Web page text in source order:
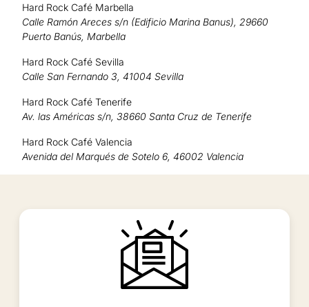
Hard Rock Café Marbella
Calle Ramón Areces s/n (Edificio Marina Banus), 29660
Puerto Banús, Marbella
Hard Rock Café Sevilla
Calle San Fernando 3, 41004 Sevilla
Hard Rock Café Tenerife
Av. las Américas s/n, 38660 Santa Cruz de Tenerife
Hard Rock Café Valencia
Avenida del Marqués de Sotelo 6, 46002 Valencia